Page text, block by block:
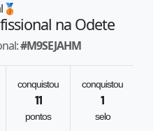
🥉
na Odete
#M9SEJAHM
conquistou
11
pontos
conquistou
1
selo